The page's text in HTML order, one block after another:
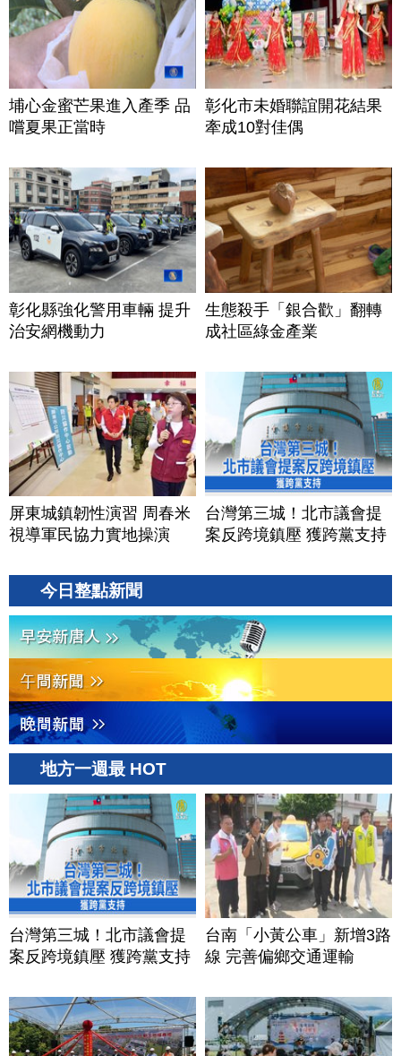
埔心金蜜芒果進入產季 品
嚐夏果正當時
彰化市未婚聯誼開花結果
牽成10對佳偶
彰化縣強化警用車輛 提升
治安網機動力
生態殺手「銀合歡」翻轉
成社區綠金產業
屏東城鎮韌性演習 周春米
視導軍民協力實地操演
台灣第三城！北市議會提
案反跨境鎮壓 獲跨黨支持
今日整點新聞
地方一週最 HOT
台灣第三城！北市議會提
案反跨境鎮壓 獲跨黨支持
台南「小黃公車」新增3路
線 完善偏鄉交通運輸